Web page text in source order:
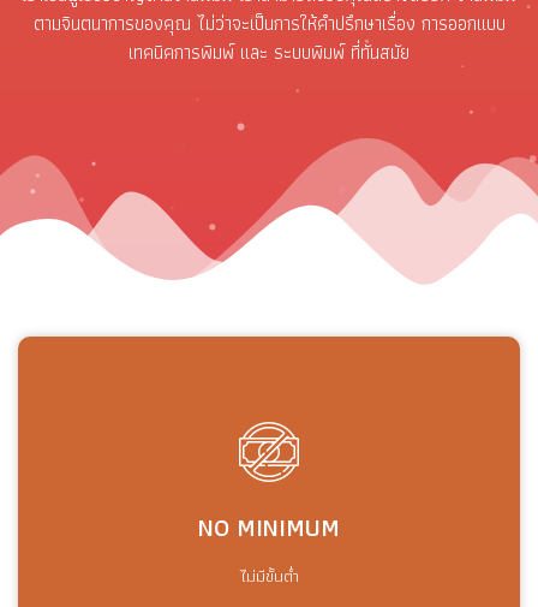
ตามจินตนาการของคุณ ไม่ว่าจะเป็นการให้คำปรึกษาเรื่อง การออกแบบ
เทคนิคการพิมพ์ และ ระบบพิมพ์ ที่ทันสมัย
NO MINIMUM
ไม่มีขั้นต่ำ
NO MINIMUM
ไม่มีขั้นต่ำ